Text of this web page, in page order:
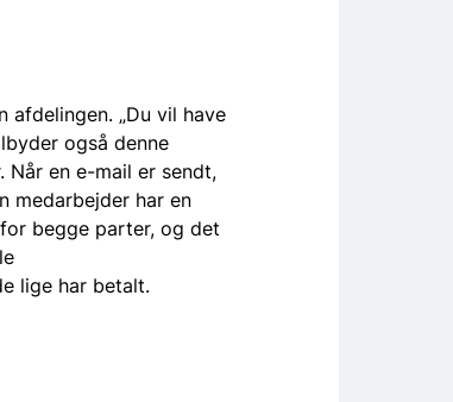
afdelingen. „Du vil have
også denne
en e-mail er sendt,
medarbejder har en
begge parter, og det
lige har betalt.